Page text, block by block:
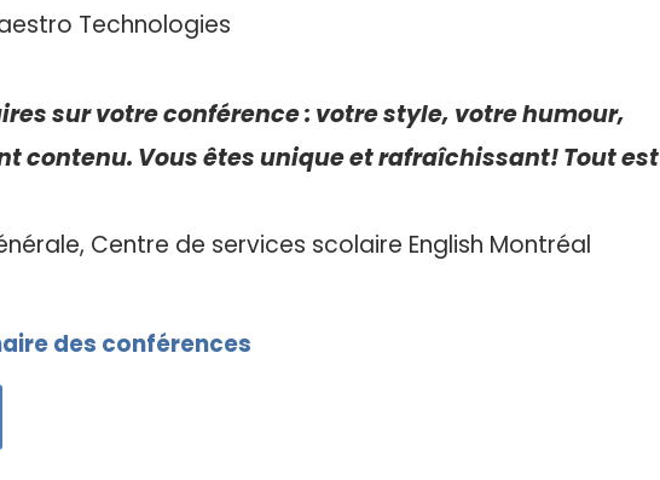
Technologies
sur votre conférence : votre style, votre humour,
contenu. Vous êtes unique et rafraîchissant! Tout est
Centre de services scolaire English Montréal
des conférences